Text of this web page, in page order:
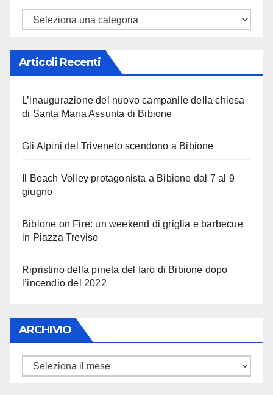
Categorie
Articoli Recenti
L’inaugurazione del nuovo campanile della chiesa
di Santa Maria Assunta di Bibione
Gli Alpini del Triveneto scendono a Bibione
Il Beach Volley protagonista a Bibione dal 7 al 9
giugno
Bibione on Fire: un weekend di griglia e barbecue
in Piazza Treviso
Ripristino della pineta del faro di Bibione dopo
l’incendio del 2022
ARCHIVIO
ARCHIVIO